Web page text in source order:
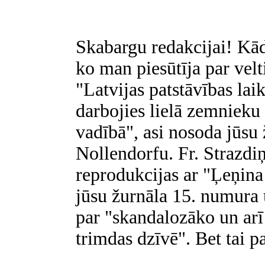
Skabargu redakcijai!
ko man piesūtīja par
"Latvijas patstāvības
darbojies lielā
vadībā", asi nosoda
Nollendorfu. Fr.
reprodukcijas ar
jūsu žurnāla 15.
par "skandalozāko un
trimdas dzīvē". Bet tai